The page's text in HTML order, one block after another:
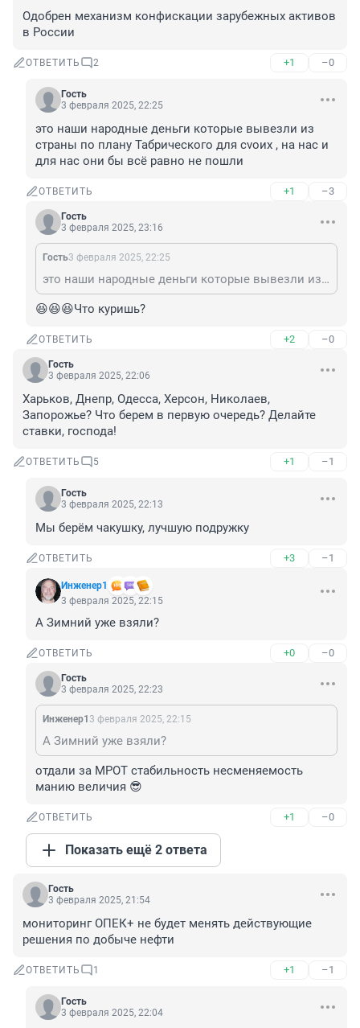
Одобрен механизм конфискации зарубежных активов
в России
ОТВЕТИТЬ 2 +1 –0
Гость
3 февраля 2025, 22:25
это наши народные деньги которые вывезли из
страны по плану Табрического для сvоих , на нас и
для нас они бы всё равно не пошли
ОТВЕТИТЬ +1 –3
Гость
3 февраля 2025, 23:16
Гость3 февраля 2025, 22:25
это наши народные деньги которые вывезли из страны по плану Табрического для сvоих , на нас и для нас они бы всё равно не пошли
😆😆😆Что куришь?
ОТВЕТИТЬ +2 –0
Гость
3 февраля 2025, 22:06
Харьков, Днепр, Одесса, Херсон, Николаев,
Запорожье? Что берем в первую очередь? Делайте
ставки, господа!
ОТВЕТИТЬ 5 +1 –1
Гость
3 февраля 2025, 22:13
Мы берём чакушку, лучшую подружку
ОТВЕТИТЬ +3 –1
Инженер1
3 февраля 2025, 22:15
А Зимний уже взяли?
ОТВЕТИТЬ +0 –0
Гость
3 февраля 2025, 22:23
Инженер1 3 февраля 2025, 22:15
А Зимний уже взяли?
отдали за МРОТ стабильность несменяемость
манию величия 😎
ОТВЕТИТЬ +1 –0
Показать ещё 2 ответа
Гость
3 февраля 2025, 21:54
мониторинг ОПЕК+ не будет менять действующие
решения по добыче нефти
ОТВЕТИТЬ 1 +1 –1
Гость
3 февраля 2025, 22:04